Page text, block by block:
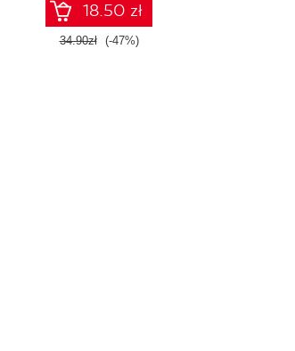
18.50 zł
34.90zł (-47%)